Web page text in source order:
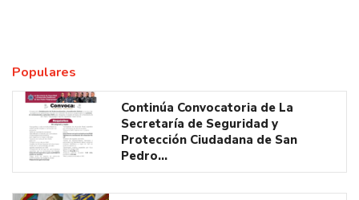
Populares
Continúa Convocatoria de La
Secretaría de Seguridad y
Protección Ciudadana de San
Pedro…